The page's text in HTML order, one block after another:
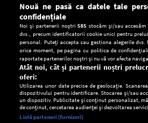
Setări:
Nouă ne pasă ca datele tale
confidențiale
Noi și partenerii noștri585 stocăm și/sau
dvs., precum identificatorii cookie unici pentru
personal. Puteți accepta sau gestiona alegerile
orice moment, pe pagina cu politica de
raportate partenerilor noștri și nu vă vor afecta
Atât noi, cât și partenerii noștri
oferi:
Utilizarea unor date precise de geolocație.
dispozitivului pentru identificare. Stocarea și/sau
un dispozitiv. Publicitate și conținut personalizat,
de conținut, cercetarea audienței și dezvoltarea
Listă parteneri (furnizori)